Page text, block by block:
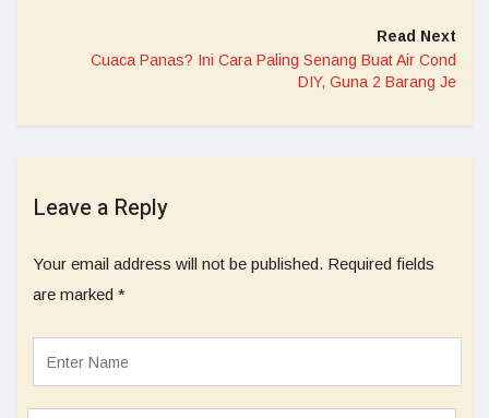
Read Next
Cuaca Panas? Ini Cara Paling Senang Buat Air Cond
DIY, Guna 2 Barang Je
Leave a Reply
Your email address will not be published. Required fields
are marked *